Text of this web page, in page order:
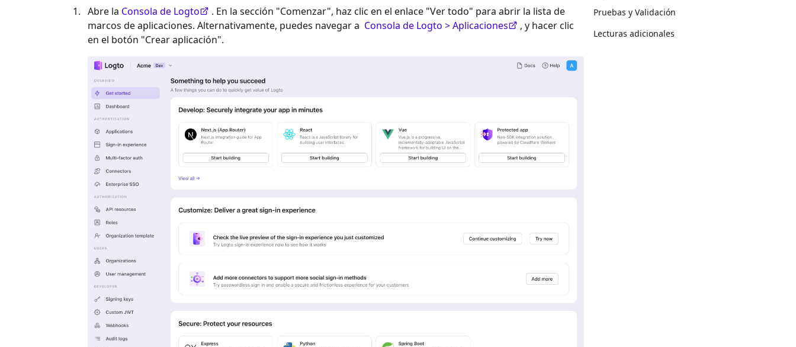
Abre la Consola de Logto
. En la sección "Comenzar", haz clic en el enlace "Ver todo" para abrir la lista de
marcos de aplicaciones. Alternativamente, puedes navegar a Consola de Logto > Aplicaciones
, y hacer clic
en el botón "Crear aplicación".
Pruebas y Validación
Lecturas adicionales